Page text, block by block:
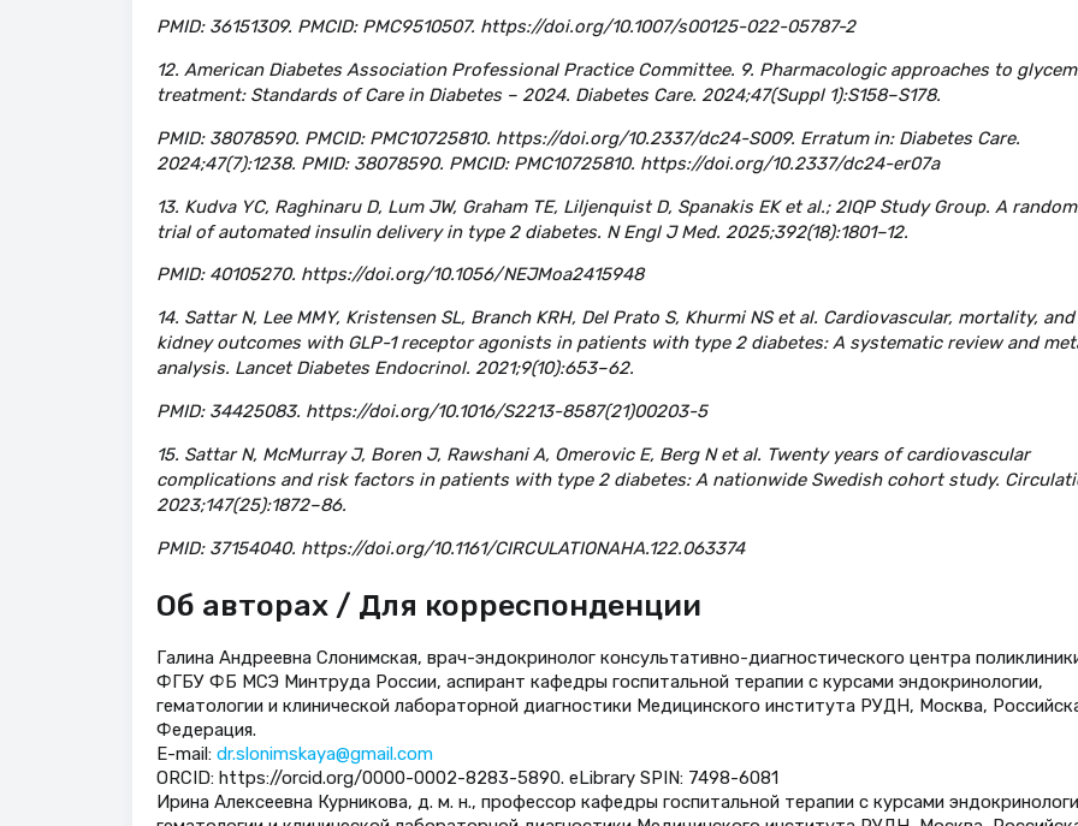
PMID: 36151309. PMCID: PMC9510507. https://doi.org/10.1007/s00125-022-05787-2
12. American Diabetes Association Professional Practice Committee. 9. Pharmacologic approaches to
treatment: Standards of Care in Diabetes – 2024. Diabetes Care. 2024;47(Suppl 1):S158–S178.
PMID: 38078590. PMCID: PMC10725810. https://doi.org/10.2337/dc24-S009. Erratum in: Diabetes Care.
2024;47(7):1238. PMID: 38078590. PMCID: PMC10725810. https://doi.org/10.2337/dc24-er07a
13. Kudva YC, Raghinaru D, Lum JW, Graham TE, Liljenquist D, Spanakis EK et al.; 2IQP Study Group. A
trial of automated insulin delivery in type 2 diabetes. N Engl J Med. 2025;392(18):1801–12.
PMID: 40105270. https://doi.org/10.1056/NEJMoa2415948
14. Sattar N, Lee MMY, Kristensen SL, Branch KRH, Del Prato S, Khurmi NS et al. Cardiovascular, mortality, and
kidney outcomes with GLP-1 receptor agonists in patients with type 2 diabetes: A systematic review and
analysis. Lancet Diabetes Endocrinol. 2021;9(10):653–62.
PMID: 34425083. https://doi.org/10.1016/S2213-8587(21)00203-5
15. Sattar N, McMurray J, Boren J, Rawshani A, Omerovic E, Berg N et al. Twenty years of cardiovascular
complications and risk factors in patients with type 2 diabetes: A nationwide Swedish cohort study.
2023;147(25):1872–86.
PMID: 37154040. https://doi.org/10.1161/CIRCULATIONAHA.122.063374
Об авторах / Для корреспонденции
Галина Андреевна Слонимская, врач-эндокринолог консультативно-диагностического центра
ФГБУ ФБ МСЭ Минтруда России, аспирант кафедры госпитальной терапии с курсами эндокринологии,
гематологии и клинической лабораторной диагностики Медицинского института РУДН, Москва,
Федерация.
Е-mail: dr.slonimskaya@gmail.com
ORCID: https://orcid.org/0000-0002-8283-5890. eLibrary SPIN: 7498-6081
Ирина Алексеевна Курникова, д. м. н., профессор кафедры госпитальной терапии с курсами